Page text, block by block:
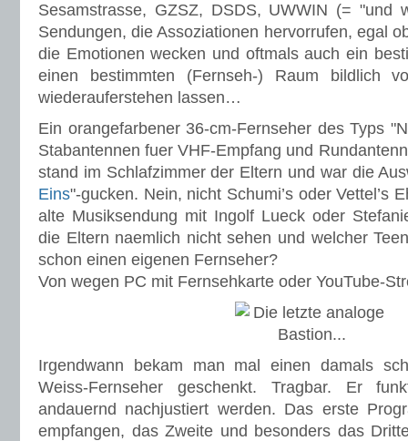
Sesamstrasse, GZSZ, DSDS, UWWIN (= "und
Sendungen, die Assoziationen hervorrufen, egal
die Emotionen wecken und oftmals auch ein
einen bestimmten (Fernseh-) Raum bildlich
wiederauferstehen lassen…
Ein orangefarbener 36-cm-Fernseher des Typs
Stabantennen fuer VHF-Empfang und
stand im Schlafzimmer der Eltern und war die
Eins"-gucken. Nein, nicht Schumi’s oder Vettel’s
alte Musiksendung mit Ingolf Lueck oder
die Eltern naemlich nicht sehen und welcher
schon einen eigenen Fernseher?
Von wegen PC mit Fernsehkarte oder YouTube-
Irgendwann bekam man mal einen damals
Weiss-Fernseher geschenkt. Tragbar. Er
andauernd nachjustiert werden. Das erste
empfangen, das Zweite und besonders das